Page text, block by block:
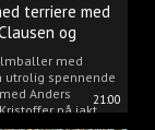
21:00
terriere med
og
med
utrolig spennende
Anders
på jakt.